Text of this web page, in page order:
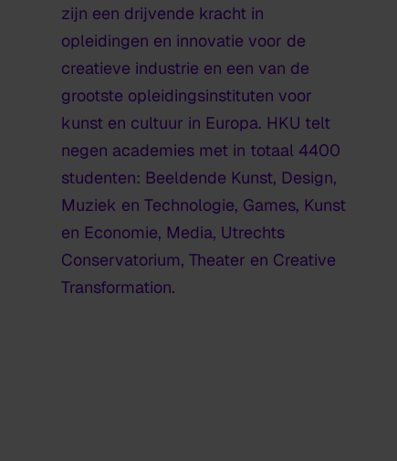
zijn een drijvende kracht in
opleidingen en innovatie voor de
creatieve industrie en een van de
grootste opleidingsinstituten voor
kunst en cultuur in Europa. HKU telt
negen academies met in totaal 4400
studenten: Beeldende Kunst, Design,
Muziek en Technologie, Games, Kunst
en Economie, Media, Utrechts
Conservatorium, Theater en Creative
Transformation.